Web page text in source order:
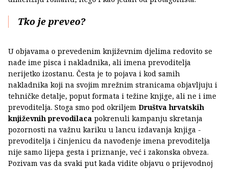
Tko je preveo?
U objavama o prevedenim književnim djelima redovito se
nađe ime pisca i nakladnika, ali imena prevoditelja
nerijetko izostanu. Česta je to pojava i kod samih
nakladnika koji na svojim mrežnim stranicama objavljuju i
tehničke detalje, poput formata i težine knjige, ali ne i ime
prevoditelja. Stoga smo pod okriljem Društva hrvatskih
književnih prevodilaca pokrenuli kampanju skretanja
pozornosti na važnu kariku u lancu izdavanja knjiga -
prevoditelja i činjenicu da navođenje imena prevoditelja
nije samo lijepa gesta i priznanje, već i zakonska obveza.
Pozivam vas da svaki put kada vidite objavu o prijevodnoj